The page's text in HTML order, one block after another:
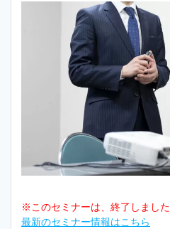
※このセミナーは、終了しました
最新のセミナー情報はこちら